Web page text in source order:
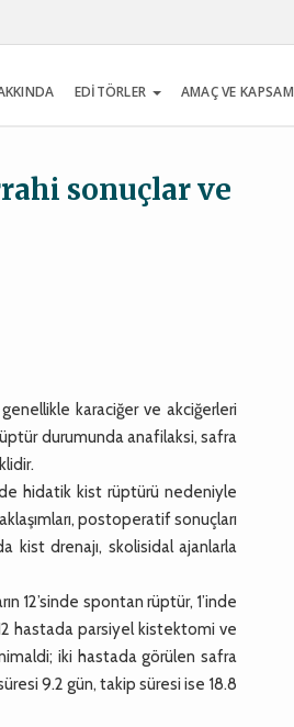
EDİTÖRLER AMAÇ VE KAPSAM
sonuçlar ve
karaciğer ve akciğerleri
durumunda anafilaksi, safra
hidatik kist rüptürü nedeniyle
postoperatif sonuçları
kist drenajı, skolisidal ajanlarla
12’sinde spontan rüptür, 1’inde
hastada parsiyel kistektomi ve
iki hastada görülen safra
9.2 gün, takip süresi ise 18.8